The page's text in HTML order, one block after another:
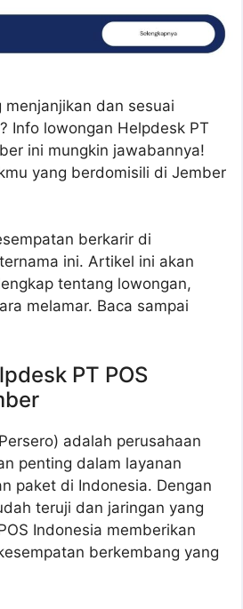
menjanjikan dan sesuai
Info lowongan Helpdesk PT
ini mungkin jawabannya!
yang berdomisili di Jember
berkarir di
ini. Artikel ini akan
tentang lowongan,
melamar. Baca sampai
PT POS
adalah perusahaan
penting dalam layanan
paket di Indonesia. Dengan
teruji dan jaringan yang
Indonesia memberikan
berkembang yang